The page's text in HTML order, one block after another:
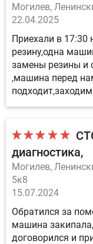
Могилев,
22.04.2025
Приехали в
резину,одна
замены резины и
,машина перед
диагностика
Могилев,
5к8
15.07.2024
Обратился за
машина
договорился и